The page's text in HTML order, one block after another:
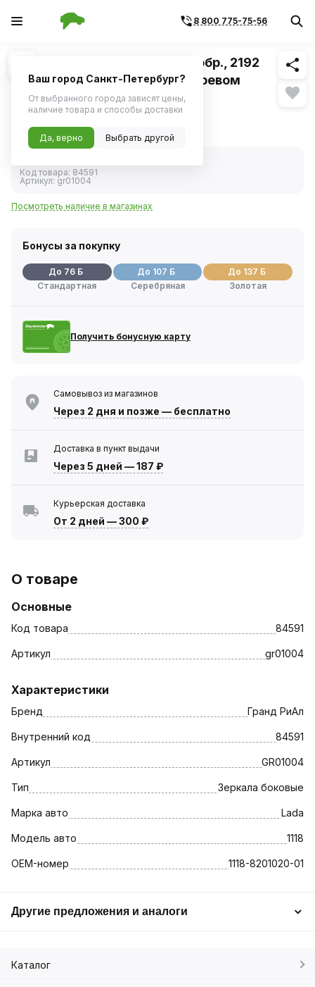
8 800 775-75-56
1/1 Похожие
Зеркало боковое ВАЗ-1118 н/обр., 2192
правое механическое, с обогревом
(ГрандРиАл)
Код товара: 84591
Артикул: gr01004
Посмотреть наличие в магазинах
Бонусы за покупку
До 76 Б
Стандартная
До 107 Б
Серебряная
До 137 Б
Золотая
Получить бонусную карту
Самовывоз из магазинов
Через 2 дня и позже — бесплатно
Доставка в пункт выдачи
Через 5 дней —187 ₽
Курьерская доставка
От 2 дней —300 ₽
О товаре
Основные
Код товара 84591
Артикул gr01004
Характеристики
Бренд Гранд РиАл
Внутренний код 84591
Артикул GR01004
Тип Зеркала боковые
Марка авто Lada
Модель авто 1118
OEM-номер 1118-8201020-01
Другие предложения и аналоги
Каталог
Ваш город Санкт-Петербург?
От выбранного города зависят цены,
наличие товара и способы доставки
Да, верно Выбрать другой